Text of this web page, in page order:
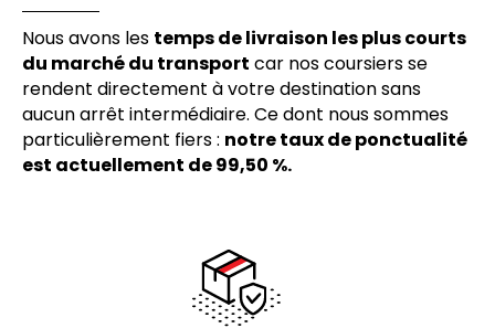
Nous avons les temps de livraison les plus courts
du marché du transport car nos coursiers se
rendent directement à votre destination sans
aucun arrêt intermédiaire. Ce dont nous sommes
particulièrement fiers : notre taux de ponctualité
est actuellement de 99,50 %.